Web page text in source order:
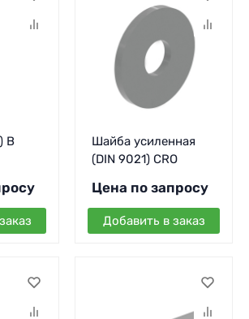
B
Шайба усиленная
(DIN 9021) CRO
Цена по запросу
Добавить в заказ